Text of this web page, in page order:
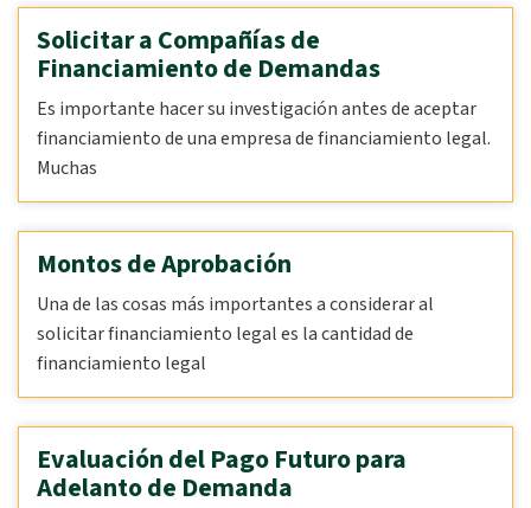
Solicitar a Compañías de
Financiamiento de Demandas
Es importante hacer su investigación antes de aceptar
financiamiento de una empresa de financiamiento legal.
Muchas
Montos de Aprobación
Una de las cosas más importantes a considerar al
solicitar financiamiento legal es la cantidad de
financiamiento legal
Evaluación del Pago Futuro para
Adelanto de Demanda